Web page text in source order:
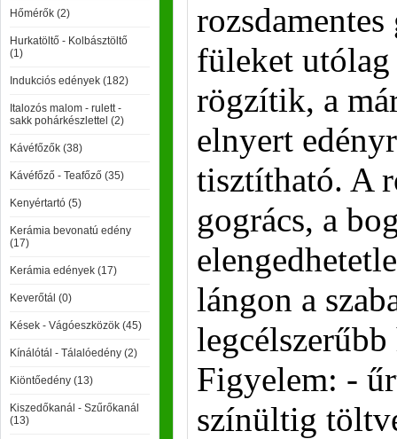
Hőmérők (2)
Hurkatöltő - Kolbásztöltő
(1)
Indukciós edények (182)
Italozós malom - rulett -
sakk pohárkészlettel (2)
Kávéfőzők (38)
Kávéfőző - Teafőző (35)
Kenyértartó (5)
Kerámia bevonatú edény
(17)
Kerámia edények (17)
Keverőtál (0)
Kések - Vágóeszközök (45)
Kínálótál - Tálalóedény (2)
Kiöntőedény (13)
Kiszedőkanál - Szűrőkanál
(13)
füleket utólag
rögzítik, a
elnyert
tisztítható. A
gogrács, a
lángon a
Figyelem: -
színültig